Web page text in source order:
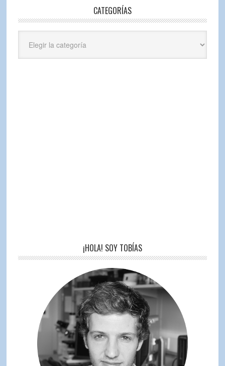
CATEGORÍAS
¡HOLA! SOY TOBÍAS